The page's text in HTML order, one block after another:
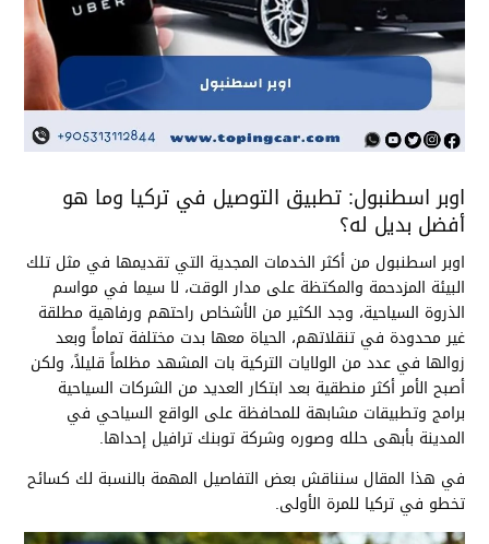
اوبر اسطنبول: تطبيق التوصيل في تركيا وما هو
أفضل بديل له؟
اوبر اسطنبول من أكثر الخدمات المجدية التي تقديمها في مثل تلك
البيئة المزدحمة والمكتظة على مدار الوقت، لا سيما في مواسم
الذروة السياحية، وجد الكثير من الأشخاص راحتهم ورفاهية مطلقة
غير محدودة في تنقلاتهم، الحياة معها بدت مختلفة تماماً وبعد
زوالها في عدد من الولايات التركية بات المشهد مظلماً قليلاً، ولكن
أصبح الأمر أكثر منطقية بعد ابتكار العديد من الشركات السياحية
برامج وتطبيقات مشابهة للمحافظة على الواقع السياحي في
المدينة بأبهى حلله وصوره وشركة توبنك ترافيل إحداها.
في هذا المقال سنناقش بعض التفاصيل المهمة بالنسبة لك كسائح
تخطو في تركيا للمرة الأولى.